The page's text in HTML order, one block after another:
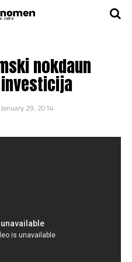
nokdaun
January 29, 2014